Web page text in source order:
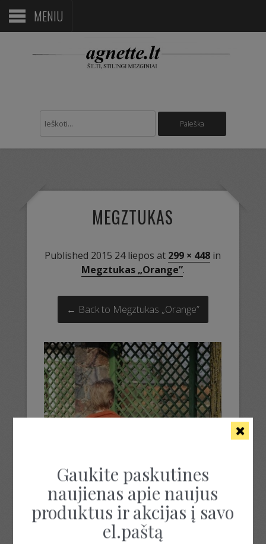
MENIU
MEGZTUKAS
Published 2015 24 liepos at 299 × 448 in
Megztukas „Orange”.
← Back to Megztukas „Orange”
Gaukite paskutines
naujienas apie naujus
produktus ir akcijas į savo
el.paštą